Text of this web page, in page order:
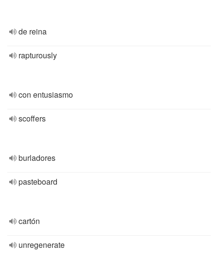
de reina
rapturously
con entusiasmo
scoffers
burladores
pasteboard
cartón
unregenerate